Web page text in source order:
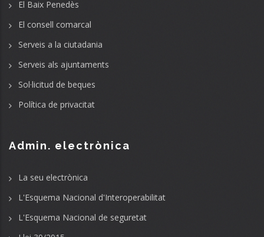
El Baix Penedès
El consell comarcal
Serveis a la ciutadania
Serveis als ajuntaments
Sol·licitud de beques
Política de privacitat
Admin. electrònica
La seu electrònica
L'Esquema Nacional d'Interoperabilitat
L'Esquema Nacional de seguretat